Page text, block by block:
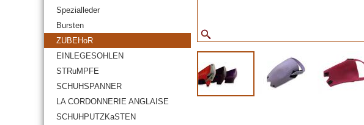
Spezialleder
Bursten
ZUBEHoR
EINLEGESOHLEN
STRuMPFE
SCHUHSPANNER
LA CORDONNERIE ANGLAISE
SCHUHPUTZKaSTEN